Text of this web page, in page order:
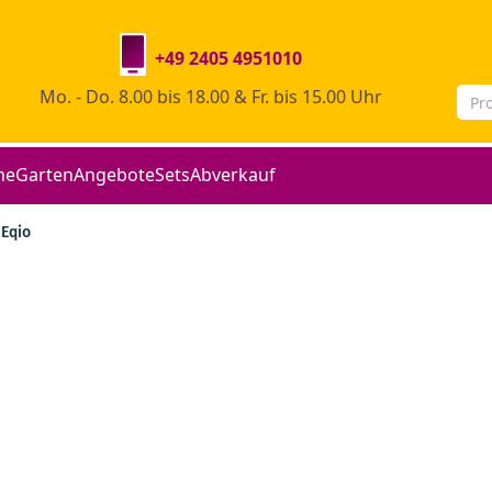
+49 2405 4951010
Mo. - Do. 8.00 bis 18.00 & Fr. bis 15.00 Uhr
GartenAngeboteSetsAbverkauf
Eqio